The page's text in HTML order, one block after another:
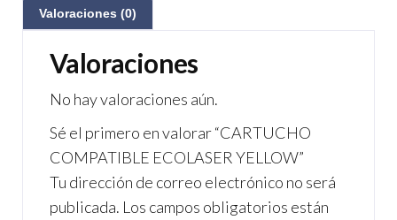
e
b
o
o
k
ail gr
a
m
s
A
p
p
Valoraciones (0)
Valoraciones
No hay valoraciones aún.
Sé el primero en valorar “CARTUCHO
COMPATIBLE ECOLASER YELLOW”
Tu dirección de correo electrónico no será
publicada. Los campos obligatorios están